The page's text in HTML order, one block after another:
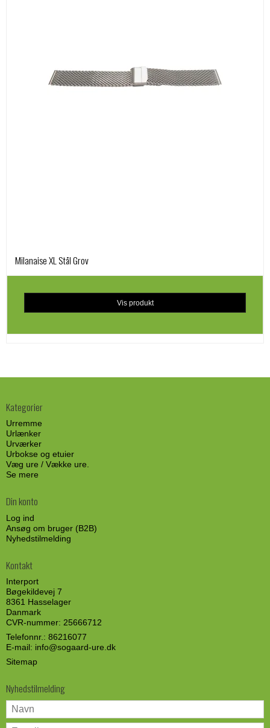
Milanaise XL Stål Grov
Vis produkt
Kategorier
Urremme
Urlænker
Urværker
Urbokse og etuier
Væg ure / Vække ure.
Se mere
Din konto
Log ind
Ansøg om bruger (B2B)
Nyhedstilmelding
Kontakt
Interport
Bøgekildevej 7
8361 Hasselager
Danmark
CVR-nummer: 25666712
Telefonnr.: 86216077
E-mail: info@sogaard-ure.dk
Sitemap
Nyhedstilmelding